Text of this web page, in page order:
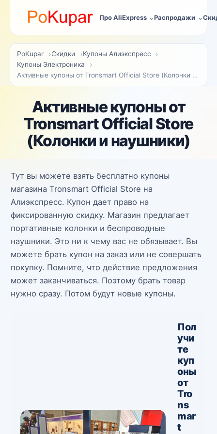
Про AliExpress Распродажи
PoKupar Скидки
Купоны Алиэкспресс
Купоны Электроника
Активные купоны от Tronsmart Official Store (Колонки и наушники)
Активные купоны от
Tronsmart Official Store
(Колонки и наушники)
Тут вы можете взять бесплатно купоны
магазина Tronsmart Official Store на
Алиэкспресс. Купон дает право на
фиксированную скидку. Магазин предлагает
портативные колонки и беспроводные
наушники. Это ни к чему вас не обязывает. Вы
можете брать купон на заказ или не совершать
покупку. Помните, что действие предложения
может заканчиваться. Поэтому брать товар
нужно сразу. Потом будут новые купоны.
Пол
учи
те
куп
оны
от
Tro
ns
mar
t